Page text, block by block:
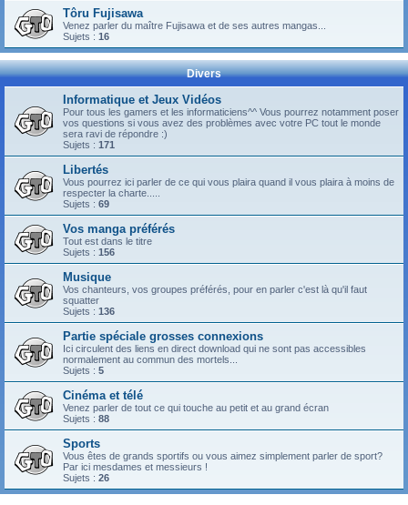
Tôru Fujisawa
Venez parler du maître Fujisawa et de ses autres mangas...
Sujets : 16
Divers
Informatique et Jeux Vidéos
Pour tous les gamers et les informaticiens^^ Vous pourrez notamment poser
vos questions si vous avez des problèmes avec votre PC tout le monde
sera ravi de répondre :)
Sujets : 171
Libertés
Vous pourrez ici parler de ce qui vous plaira quand il vous plaira à moins de
respecter la charte.....
Sujets : 69
Vos manga préférés
Tout est dans le titre
Sujets : 156
Musique
Vos chanteurs, vos groupes préférés, pour en parler c'est là qu'il faut
squatter
Sujets : 136
Partie spéciale grosses connexions
Ici circulent des liens en direct download qui ne sont pas accessibles
normalement au commun des mortels...
Sujets : 5
Cinéma et télé
Venez parler de tout ce qui touche au petit et au grand écran
Sujets : 88
Sports
Vous êtes de grands sportifs ou vous aimez simplement parler de sport?
Par ici mesdames et messieurs !
Sujets : 26